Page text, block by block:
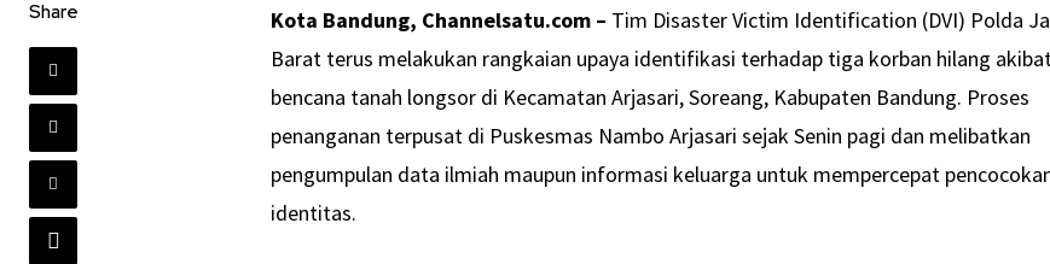
Share Kota Bandung, Channelsatu.com – Tim Disaster Victim Identification (DVI) Polda
Barat terus melakukan rangkaian upaya identifikasi terhadap tiga korban hilang
bencana tanah longsor di Kecamatan Arjasari, Soreang, Kabupaten Bandung. Proses
penanganan terpusat di Puskesmas Nambo Arjasari sejak Senin pagi dan melibatkan
pengumpulan data ilmiah maupun informasi keluarga untuk mempercepat
identitas.